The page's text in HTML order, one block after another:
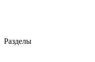
Разделы